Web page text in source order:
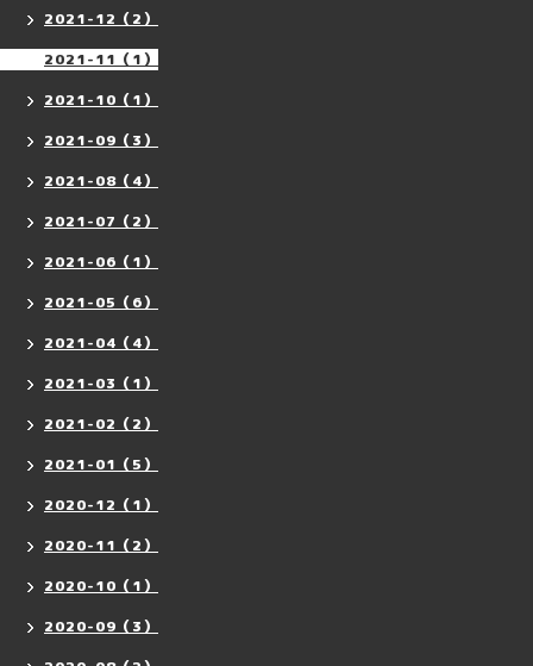
2021-12（2）
2021-11（1）
2021-10（1）
2021-09（3）
2021-08（4）
2021-07（2）
2021-06（1）
2021-05（6）
2021-04（4）
2021-03（1）
2021-02（2）
2021-01（5）
2020-12（1）
2020-11（2）
2020-10（1）
2020-09（3）